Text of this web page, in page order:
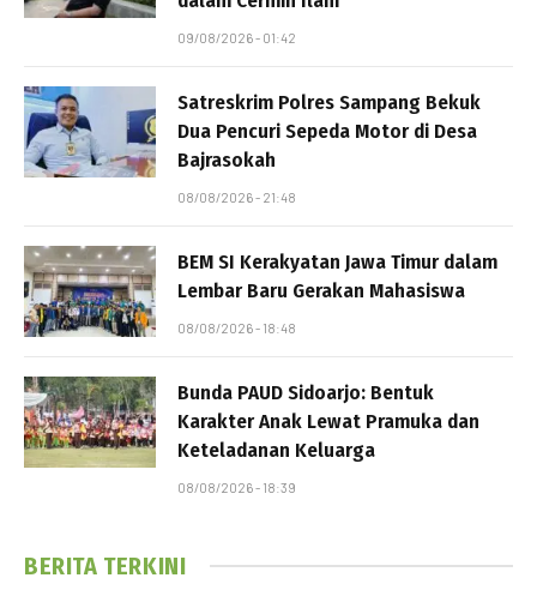
09/08/2026 - 01:42
Satreskrim Polres Sampang Bekuk
Dua Pencuri Sepeda Motor di Desa
Bajrasokah
08/08/2026 - 21:48
BEM SI Kerakyatan Jawa Timur dalam
Lembar Baru Gerakan Mahasiswa
08/08/2026 - 18:48
Bunda PAUD Sidoarjo: Bentuk
Karakter Anak Lewat Pramuka dan
Keteladanan Keluarga
08/08/2026 - 18:39
BERITA TERKINI